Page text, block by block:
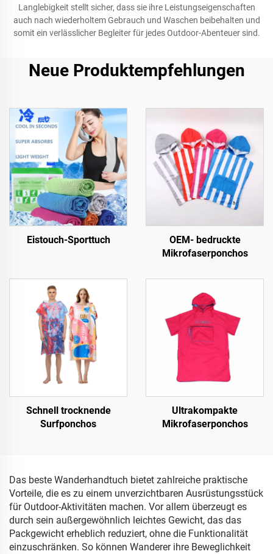
Langlebigkeit stellt sicher, dass sie ihre Leistungseigenschaften
auch nach wiederholtem Gebrauch und Waschen beibehalten und
somit ein verlässlicher Begleiter für jedes Outdoor-Abenteuer sind.
Neue Produktempfehlungen
Eistouch-Sporttuch
OEM- bedruckte
Mikrofaserponchos
Schnell trocknende
Surfponchos
Ultrakompakte
Mikrofaserponchos
Das beste Wanderhandtuch bietet zahlreiche praktische
Vorteile, die es zu einem unverzichtbaren Ausrüstungsstück
für Outdoor-Aktivitäten machen. Vor allem überzeugt es
durch sein außergewöhnlich leichtes Gewicht, das das
Packgewicht erheblich reduziert, ohne die Funktionalität
einzuschränken. So können Wanderer ihre Beweglichkeit